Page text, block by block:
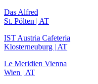
Das Alfred
St. Pölten | AT
IST Austria Cafeteria
Klosterneuburg | AT
Le Meridien Vienna
Wien | AT